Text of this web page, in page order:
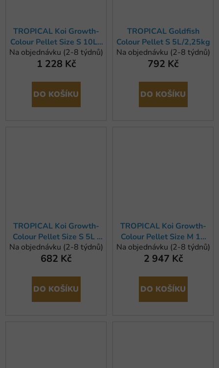
TROPICAL Koi Growth-
Colour Pellet Size S 10L /
4kg
Na objednávku (2-8 týdnů)
1 228 Kč
DO KOŠÍKU
TROPICAL Goldfish
Colour Pellet S 5L/2,25kg
Na objednávku (2-8 týdnů)
792 Kč
DO KOŠÍKU
TROPICAL Koi Growth-
Colour Pellet Size S 5L /
2kg
Na objednávku (2-8 týdnů)
682 Kč
DO KOŠÍKU
TROPICAL Koi Growth-
Colour Pellet Size M 15
kg
Na objednávku (2-8 týdnů)
2 947 Kč
DO KOŠÍKU